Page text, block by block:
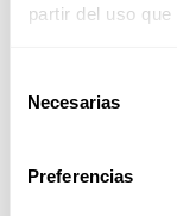
partir del uso
Necesarias
Preferencias
ACCESSORI